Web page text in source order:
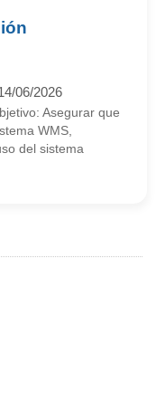
06/2026
Asegurar que
WMS,
del sistema